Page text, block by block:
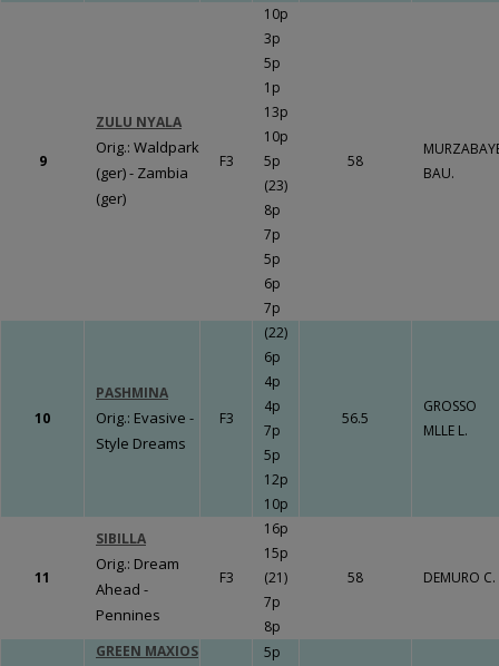
Un travail
gigantesque qui
va porter ses
fruits !!!
Fermer
Fermer
9
ZULU NYALA
Orig.: Waldpark
(ger) - Zambia
(ger)
F3
10p
3p
5p
1p
13p
10p
5p
(23)
8p
7p
5p
6p
7p
58
BAU.
10
PASHMINA
Orig.: Evasive -
Style Dreams
F3
(22)
6p
4p
4p
7p
5p
12p
10p
56.5
GROSSO
MLLE L.
11
SIBILLA
Orig.: Dream
Ahead -
Pennines
F3
16p
15p
(21)
7p
8p
58 DEMURO C.
GREEN MAXIOS
5p